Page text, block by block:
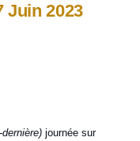
Juin 2023
journée sur